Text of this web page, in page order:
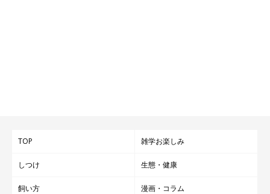
TOP 雑学お楽しみ
しつけ 生態・健康
飼い方 漫画・コラム